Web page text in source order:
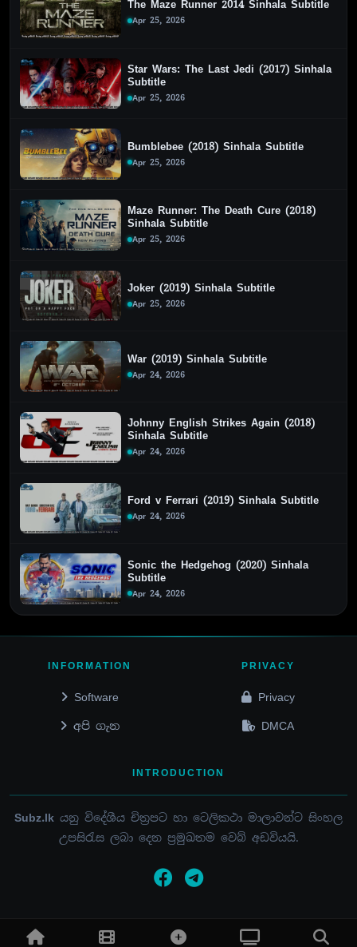
The Maze Runner 2014 Sinhala Subtitle
Apr 25, 2026
Star Wars: The Last Jedi (2017) Sinhala
Subtitle
Apr 25, 2026
Bumblebee (2018) Sinhala Subtitle
Apr 25, 2026
Maze Runner: The Death Cure (2018)
Sinhala Subtitle
Apr 25, 2026
Joker (2019) Sinhala Subtitle
Apr 25, 2026
War (2019) Sinhala Subtitle
Apr 24, 2026
Johnny English Strikes Again (2018)
Sinhala Subtitle
Apr 24, 2026
Ford v Ferrari (2019) Sinhala Subtitle
Apr 24, 2026
Sonic the Hedgehog (2020) Sinhala
Subtitle
Apr 24, 2026
INFORMATION
Software
අපි ගැන
PRIVACY
Privacy
DMCA
INTRODUCTION
Subz.lk යනු විදේශීය චිත්‍රපට හා ටෙලිකථා මාලාවන්ට සිංහල
උපසිරැස ලබා දෙන ප්‍රමුඛතම වෙබ් අඩවියයි.